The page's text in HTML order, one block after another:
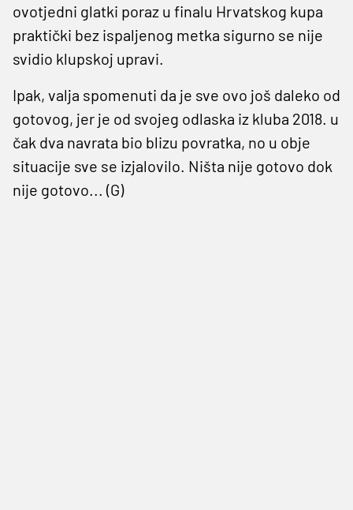
ovotjedni glatki poraz u finalu Hrvatskog kupa
praktički bez ispaljenog metka sigurno se nije
svidio klupskoj upravi.
Ipak, valja spomenuti da je sve ovo još daleko od
gotovog, jer je od svojeg odlaska iz kluba 2018. u
čak dva navrata bio blizu povratka, no u obje
situacije sve se izjalovilo. Ništa nije gotovo dok
nije gotovo... (G)